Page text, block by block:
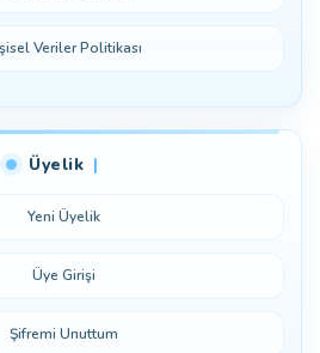
Veriler Politikası
Üyelik
Yeni Üyelik
Üye Girişi
Şifremi Unuttum